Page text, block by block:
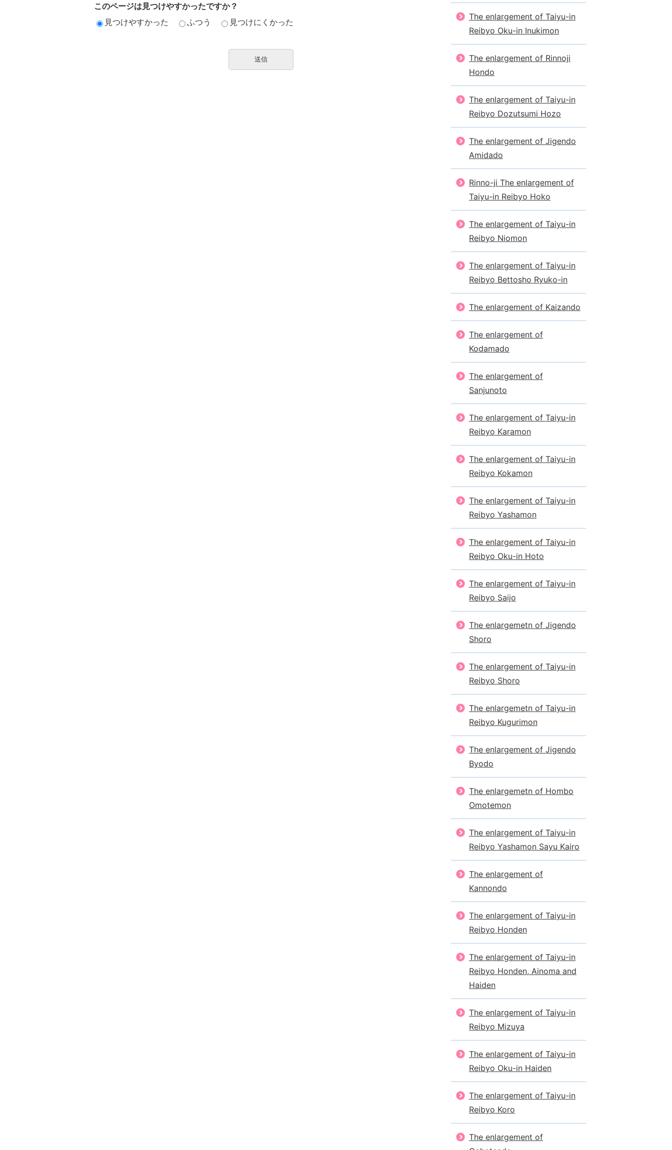
このページは見つけやすかったですか？
見つけやすかった
ふつう 見つけにくかった
The enlargement of Taiyu-in
Reibyo Oku-in Inukimon
The enlargement of Rinnoji
Hondo
The enlargement of Taiyu-in
Reibyo Dozutsumi Hozo
The enlargement of Jigendo
Amidado
Rinno-ji The enlargement of
Taiyu-in Reibyo Hoko
The enlargement of Taiyu-in
Reibyo Niomon
The enlargement of Taiyu-in
Reibyo Bettosho Ryuko-in
The enlargement of Kaizando
The enlargement of
Kodamado
The enlargement of
Sanjunoto
The enlargement of Taiyu-in
Reibyo Karamon
The enlargement of Taiyu-in
Reibyo Kokamon
The enlargement of Taiyu-in
Reibyo Yashamon
The enlargement of Taiyu-in
Reibyo Oku-in Hoto
The enlargement of Taiyu-in
Reibyo Saijo
The enlargemetn of Jigendo
Shoro
The enlargement of Taiyu-in
Reibyo Shoro
The enlargemetn of Taiyu-in
Reibyo Kugurimon
The enlargement of Jigendo
Byodo
The enlargemetn of Hombo
Omotemon
The enlargement of Taiyu-in
Reibyo Yashamon Sayu Kairo
The enlargement of
Kannondo
The enlargement of Taiyu-in
Reibyo Honden
The enlargement of Taiyu-in
Reibyo Honden, Ainoma and
Haiden
The enlargement of Taiyu-in
Reibyo Mizuya
The enlargement of Taiyu-in
Reibyo Oku-in Haiden
The enlargement of Taiyu-in
Reibyo Koro
The enlargement of